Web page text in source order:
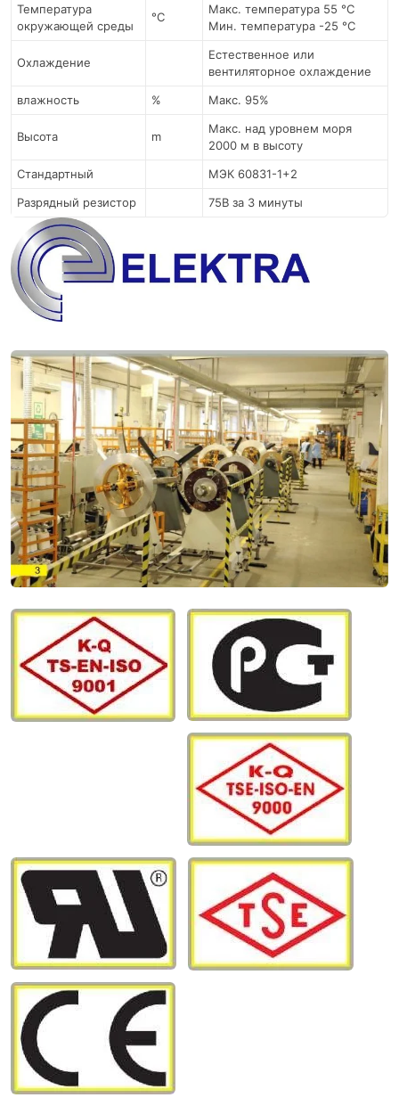
Температура
окружающей среды
°C
Макс. температура 55 °C
Мин. температура -25 °С
Охлаждение
Естественное или
вентиляторное охлаждение
влажность
% Макс. 95%
Высота m
Макс. над уровнем моря
2000 м в высоту
Стандартный
МЭК 60831-1+2
Разрядный резистор
75В за 3 минуты